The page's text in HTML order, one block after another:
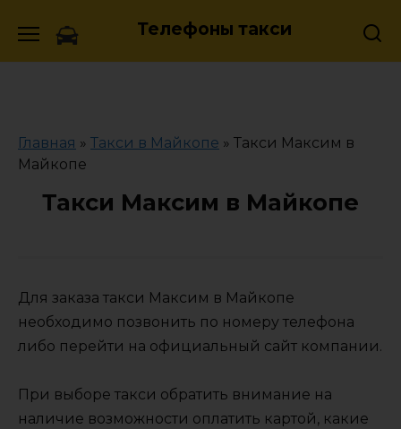
Телефоны такси
Главная » Такси в Майкопе » Такси Максим в
Майкопе
Такси Максим в Майкопе
Для заказа такси Максим в Майкопе
необходимо позвонить по номеру телефона
либо перейти на официальный сайт компании.
При выборе такси обратить внимание на
наличие возможности оплатить картой, какие